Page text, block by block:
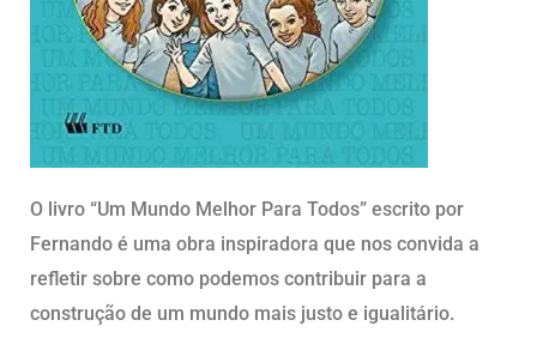
O livro “Um Mundo Melhor Para Todos” escrito por
Fernando é uma obra inspiradora que nos convida a
refletir sobre como podemos contribuir para a
construção de um mundo mais justo e igualitário.